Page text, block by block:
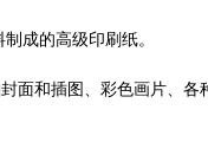
成的高级印刷纸。
面和插图、彩色画片、